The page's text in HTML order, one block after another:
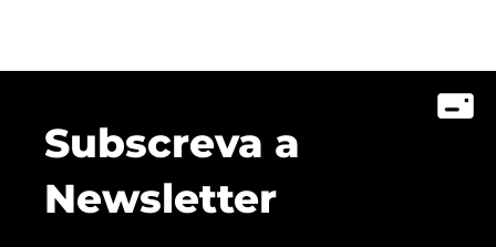
Subscreva a
Newsletter